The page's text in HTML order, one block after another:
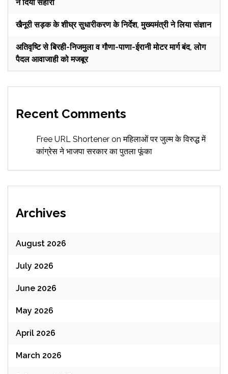
ने दिया सहारा
खैनूरी सड़क के शीघ्र सुधारीकरण के निर्देश, मुख्यमंत्री ने लिया संज्ञान
अतिवृष्टि से बिरही-निजमुला व गौणा-पाणा-ईरानी मोटर मार्ग बंद, लोग
पैदल आवाजाही को मजबूर
Recent Comments
Free URL Shortener onमहिलाओं पर जुल्म के विरुद्ध में
कांग्रेस ने भाजपा सरकार का पुतला फूंका
Archives
August 2026
July 2026
June 2026
May 2026
April 2026
March 2026